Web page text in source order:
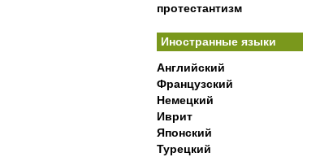
протестантизм
Иностранные языки
Английский
Французский
Немецкий
Иврит
Японский
Турецкий